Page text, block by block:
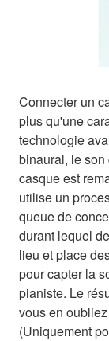
Connecter un
plus qu'une
technologie
binaural, le son
casque est
utilise un
queue de
durant lequel
lieu et place
pour capter la
pianiste. Le
vous en
(Uniquement